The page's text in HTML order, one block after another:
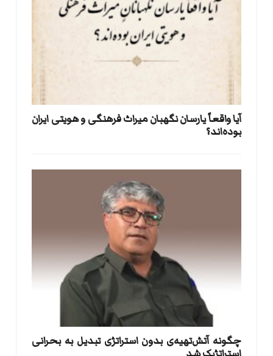
آیا واقعاً یارسان نگهبان میراث فرهنگی و هویتی ایران
بوده‌اند؟
​چگونه آتش‌تهیه‌ی بدون استراتژی تبدیل به بحرانی